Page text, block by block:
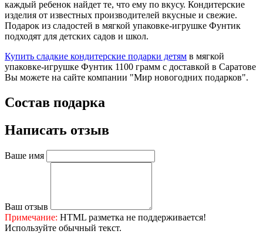
каждый ребенок найдет те, что ему по вкусу. Кондитерские
изделия от известных производителей вкусные и свежие.
Подарок из сладостей в мягкой упаковке-игрушке Фунтик
подходят для детских садов и школ.
Купить сладкие кондитерские подарки детям в мягкой
упаковке-игрушке Фунтик 1100 грамм с доставкой в Саратове
Вы можете на сайте компании "Мир новогодних подарков".
Состав подарка
Написать отзыв
Ваше имя
Ваш отзыв
Примечание: HTML разметка не поддерживается!
Используйте обычный текст.